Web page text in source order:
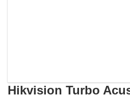
Hikvision Turbo